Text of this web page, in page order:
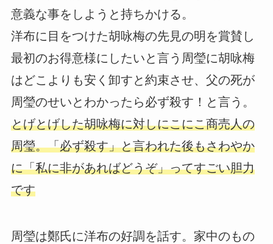
意義な事をしようと持ちかける。
洋布に目をつけた胡咏梅の先見の明を賞賛し
最初のお得意様にしたいと言う周瑩に胡咏梅
はどこよりも安く卸すと約束させ、父の死が
周瑩のせいとわかったら必ず殺す！と言う。
とげとげした胡咏梅に対しにこにこ商売人の
周瑩。「必ず殺す」と言われた後もさわやか
に「私に非があればどうぞ」ってすごい胆力
です
周瑩は鄭氏に洋布の好調を話す。家中のもの